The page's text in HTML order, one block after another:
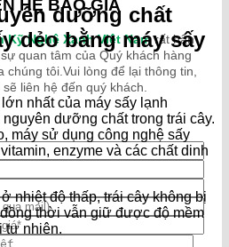
HỆ BÁO GIÁ
Kỹ Nghệ Xanh Việt Namrất hân
quan tâm của Quý khách hàng
chúng tôi.Vui lòng để lại thông tin,
liên hệ đến quý khách.
dưỡng chất
dẻo bằng máy sấy
nhất của máy sấy lạnh
dưỡng chất trong trái cây.
máy sử dụng công nghệ sấy
enzyme và các chất dinh
nhiệt độ thấp, trái cây không bị
thời vẫn giữ được độ mềm
tự nhiên.